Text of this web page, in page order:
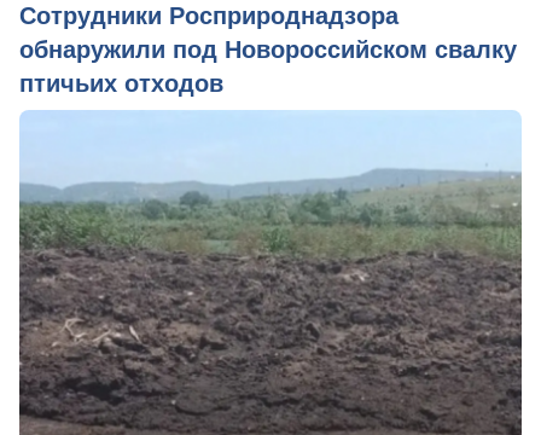
Сотрудники Росприроднадзора
обнаружили под Новороссийском свалку
птичьих отходов